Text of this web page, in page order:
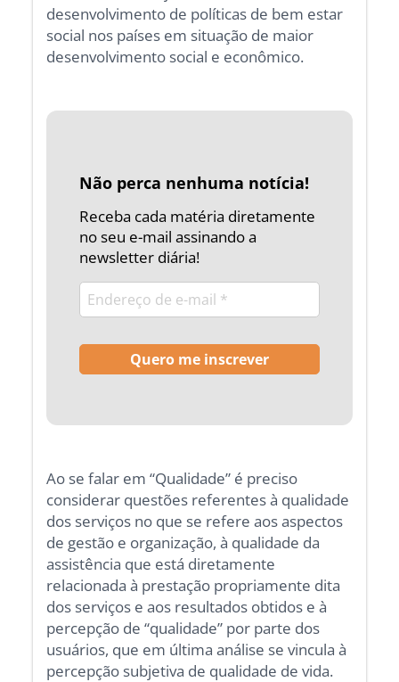
desenvolvimento de políticas de bem estar
social nos países em situação de maior
desenvolvimento social e econômico.
Não perca nenhuma notícia!
Receba cada matéria diretamente
no seu e-mail assinando a
newsletter diária!
Ao se falar em “Qualidade” é preciso
considerar questões referentes à qualidade
dos serviços no que se refere aos aspectos
de gestão e organização, à qualidade da
assistência que está diretamente
relacionada à prestação propriamente dita
dos serviços e aos resultados obtidos e à
percepção de “qualidade” por parte dos
usuários, que em última análise se vincula à
percepção subjetiva de qualidade de vida.